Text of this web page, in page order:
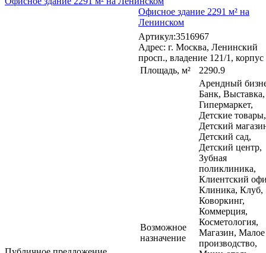
Офисное здание 2291 м² на
Ленинском
Артикул:3516967
Адрес: г. Москва, Ленинский
просп., владение 121/1, корпус
Площадь, м²
2290.9
Возможное
назначение
Арендный
Банк, Выставка,
Гипермаркет,
Детские товары,
Детский
Детский сад,
Детский центр,
Зубная
поликлиника,
Клиентский
Клиника, Клуб,
Коворкинг,
Коммерция,
Косметология,
Магазин, Малое
производство,